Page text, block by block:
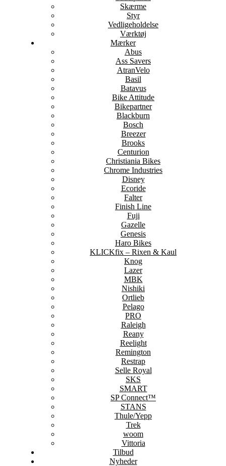
Skærme
Styr
Vedligeholdelse
Værktøj
Mærker
Abus
Ass Savers
AtranVelo
Basil
Batavus
Bike Attitude
Bikepartner
Blackburn
Bosch
Breezer
Brooks
Centurion
Christiania Bikes
Chrome Industries
Disney
Ecoride
Falter
Finish Line
Fuji
Gazelle
Genesis
Haro Bikes
KLICKfix – Rixen & Kaul
Knog
Lazer
MBK
Nishiki
Ortlieb
Pelago
PRO
Raleigh
Reany
Reelight
Remington
Restrap
Selle Royal
SKS
SMART
SP Connect™
STANS
Thule/Yepp
Trek
woom
Vittoria
Tilbud
Nyheder